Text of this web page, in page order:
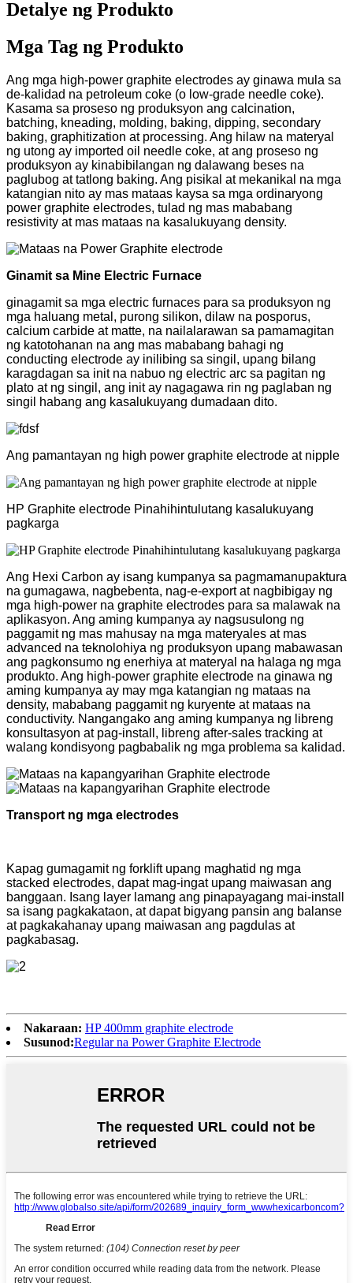
Detalye ng Produkto
Mga Tag ng Produkto
Ang mga high-power graphite electrodes ay ginawa mula sa
de-kalidad na petroleum coke (o low-grade needle coke).
Kasama sa proseso ng produksyon ang calcination,
batching, kneading, molding, baking, dipping, secondary
baking, graphitization at processing. Ang hilaw na materyal
ng utong ay imported oil needle coke, at ang proseso ng
produksyon ay kinabibilangan ng dalawang beses na
paglubog at tatlong baking. Ang pisikal at mekanikal na mga
katangian nito ay mas mataas kaysa sa mga ordinaryong
power graphite electrodes, tulad ng mas mababang
resistivity at mas mataas na kasalukuyang density.
Ginamit sa Mine Electric Furnace
ginagamit sa mga electric furnaces para sa produksyon ng
mga haluang metal, purong silikon, dilaw na posporus,
calcium carbide at matte, na nailalarawan sa pamamagitan
ng katotohanan na ang mas mababang bahagi ng
conducting electrode ay inilibing sa singil, upang bilang
karagdagan sa init na nabuo ng electric arc sa pagitan ng
plato at ng singil, ang init ay nagagawa rin ng paglaban ng
singil habang ang kasalukuyang dumadaan dito.
Ang pamantayan ng high power graphite electrode at nipple
HP Graphite electrode Pinahihintulutang kasalukuyang
pagkarga
Ang Hexi Carbon ay isang kumpanya sa pagmamanupaktura
na gumagawa, nagbebenta, nag-e-export at nagbibigay ng
mga high-power na graphite electrodes para sa malawak na
aplikasyon. Ang aming kumpanya ay nagsusulong ng
paggamit ng mas mahusay na mga materyales at mas
advanced na teknolohiya ng produksyon upang mabawasan
ang pagkonsumo ng enerhiya at materyal na halaga ng mga
produkto. Ang high-power graphite electrode na ginawa ng
aming kumpanya ay may mga katangian ng mataas na
density, mababang paggamit ng kuryente at mataas na
conductivity. Nangangako ang aming kumpanya ng libreng
konsultasyon at pag-install, libreng after-sales tracking at
walang kondisyong pagbabalik ng mga problema sa kalidad.
Transport ng mga electrodes
Kapag gumagamit ng forklift upang maghatid ng mga
stacked electrodes, dapat mag-ingat upang maiwasan ang
banggaan. Isang layer lamang ang pinapayagang mai-install
sa isang pagkakataon, at dapat bigyang pansin ang balanse
at pagkakahanay upang maiwasan ang pagdulas at
pagkabasag.
Nakaraan: HP 400mm graphite electrode
Susunod:Regular na Power Graphite Electrode